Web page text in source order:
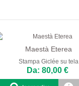
Maestà Eterea
Stampa Giclée su tela
Da: 80,00 €